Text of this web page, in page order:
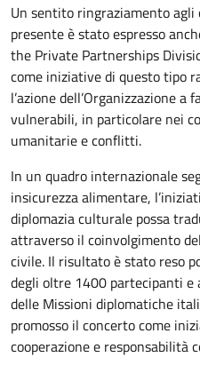
Un sentito ringraziamento
presente è stato espresso
the Private Partnerships
come iniziative di questo tipo
l’azione dell’Organizzazione a
vulnerabili, in particolare nei
umanitarie e conflitti.
In un quadro internazionale
insicurezza alimentare,
diplomazia culturale possa
attraverso il coinvolgimento
civile. Il risultato è stato reso
degli oltre 1400 partecipanti e
delle Missioni diplomatiche
promosso il concerto come
cooperazione e responsabilità